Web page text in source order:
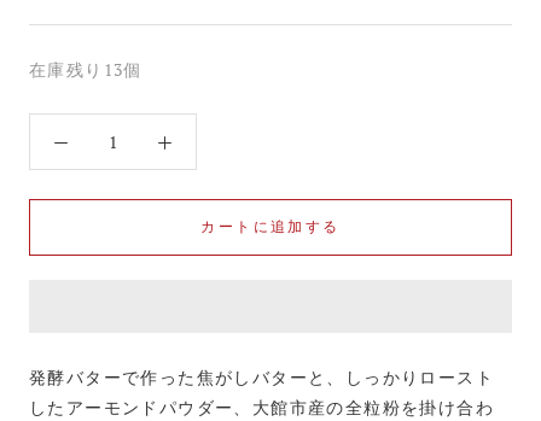
在庫残り13個
カートに追加する
発酵バターで作った焦がしバターと、しっかりロースト
したアーモンドパウダー、大館市産の全粒粉を掛け合わ